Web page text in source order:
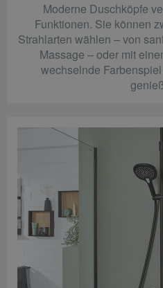
Moderne Duschköpfe
Funktionen. Sie können
Strahlarten wählen – von
Massage – oder mit
wechselnde